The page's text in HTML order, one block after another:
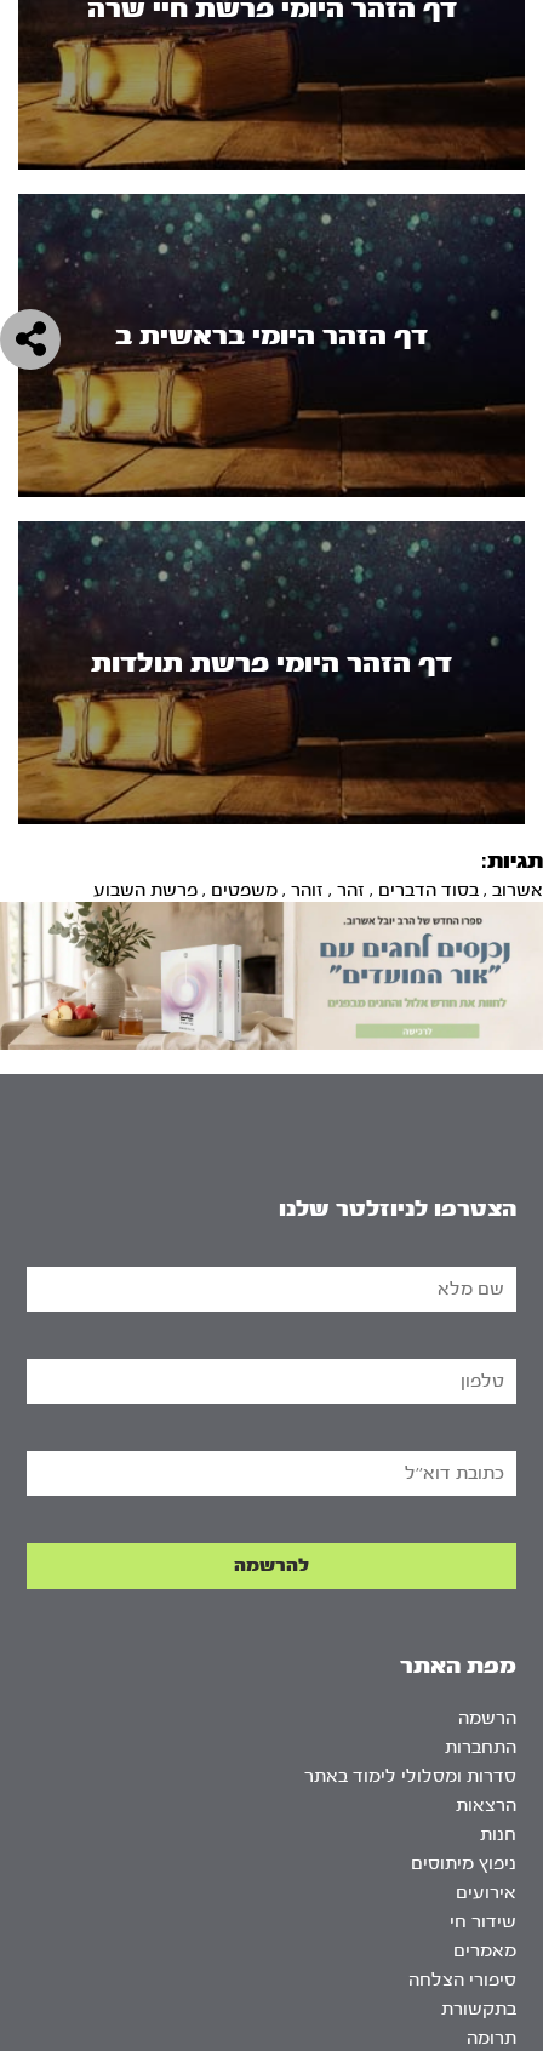
דף הזהר היומי פרשת חיי שרה
דף הזהר היומי בראשית ב
דף הזהר היומי פרשת תולדות
תגיות:
אשרוב , בסוד הדברים , זהר , זוהר , משפטים , פרשת השבוע
מפת האתר
הרשמה
התחברות
סדרות ומסלולי לימוד באתר
הרצאות
חנות
ניפוץ מיתוסים
אירועים
שידור חי
מאמרים
סיפורי הצלחה
בתקשורת
תרומה
הצטרפו לניוזלטר שלנו